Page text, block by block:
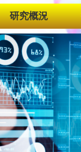
研究概況